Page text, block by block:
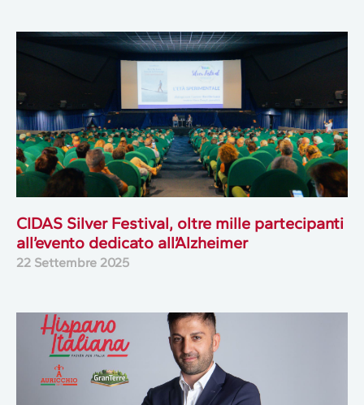
CIDAS Silver Festival, oltre mille partecipanti
all’evento dedicato all’Alzheimer
22 Settembre 2025